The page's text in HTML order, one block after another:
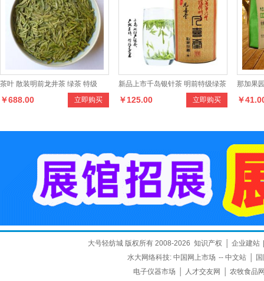
茶叶 散装明前龙井茶 绿茶 特级
500克 立即购买
￥688.00
新品上市千岛银针茶 明前特级绿茶
100克罐装正品茶叶 立即购买
￥125.00
那加果
产 送开
￥
大号轻纺城 版权所有 2008-2026 知识产权 企业建站
水大网络科技: 中国网上市场 -- 中文站
电子仪器市场
人才交友网
农牧食品